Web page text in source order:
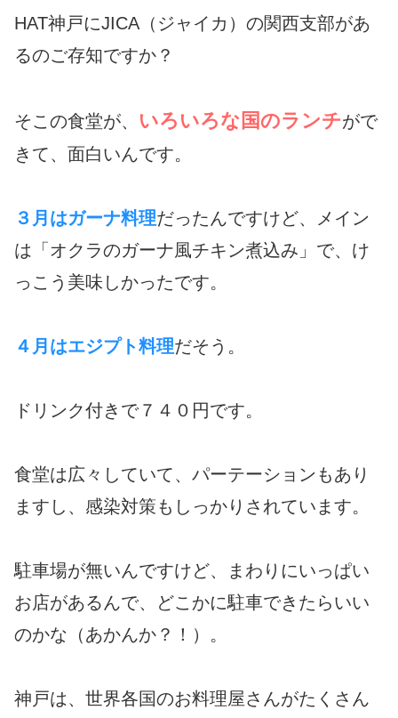
HAT神戸にJICA（ジャイカ）の関西支部があ
るのご存知ですか？
そこの食堂が、 いろいろな国のランチがで
きて、面白いんです。
３月はガーナ料理だったんですけど、メイン
は「オクラのガーナ風チキン煮込み」で、け
っこう美味しかったです。
４月はエジプト料理だそう。
ドリンク付きで７４０円です。
食堂は広々していて、パーテーションもあり
ますし、感染対策もしっかりされています。
駐車場が無いんですけど、まわりにいっぱい
お店があるんで、どこかに駐車できたらいい
のかな（あかんか？！）。
神戸は、世界各国のお料理屋さんがたくさん